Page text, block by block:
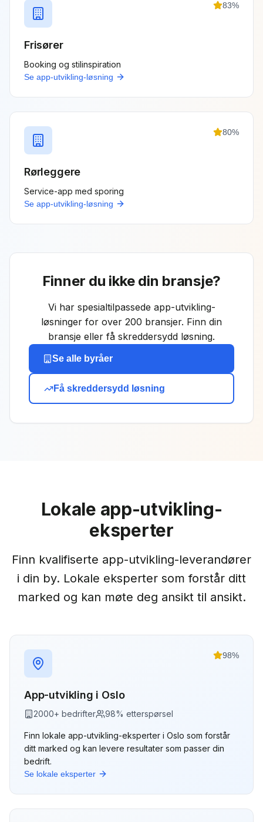
83%
Frisører
Booking og stilinspiration
Se app-utvikling-løsning
80%
Rørleggere
Service-app med sporing
Se app-utvikling-løsning
Finner du ikke din bransje?
Vi har spesialtilpassede app-utvikling-
løsninger for over 200 bransjer. Finn din
bransje eller få skreddersydd løsning.
Se alle byråer
Få skreddersydd løsning
Lokale app-utvikling-
eksperter
Finn kvalifiserte app-utvikling-leverandører
i din by. Lokale eksperter som forstår ditt
marked og kan møte deg ansikt til ansikt.
98%
App-utvikling i Oslo
2000+ bedrifter 98% etterspørsel
Finn lokale app-utvikling-eksperter i Oslo som forstår
ditt marked og kan levere resultater som passer din
bedrift.
Se lokale eksperter